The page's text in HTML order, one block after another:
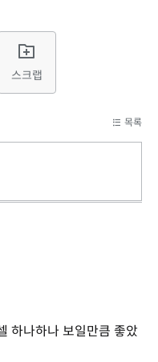
스크랩
목록
하나하나 보일만큼 좋았